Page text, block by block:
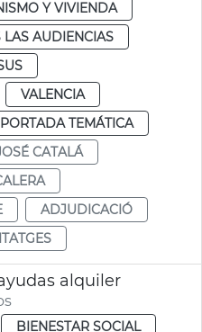
Y VIVIENDA
LAS AUDIENCIAS
VALENCIA
TEMÁTICA
CATALÁ
ADJUDICACIÓ
alquiler
BIENESTAR SOCIAL